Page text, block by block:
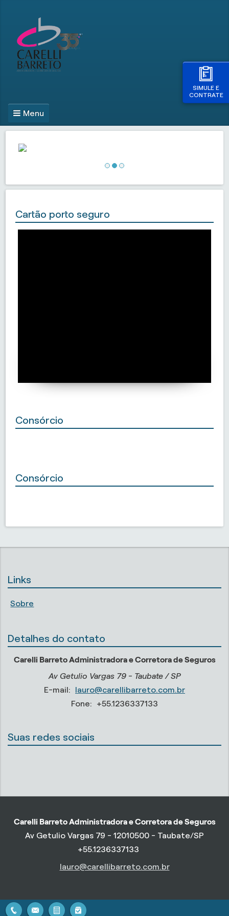
SIMULE E
CONTRATE
Menu
Cartão porto seguro
Consórcio
Consórcio
Links
Sobre
Detalhes do contato
Carelli Barreto Administradora e Corretora de Seguros
Av Getulio Vargas 79 - Taubate / SP
E-mail:
lauro@carellibarreto.com.br
Fone:
+55.1236337133
Suas redes sociais
Carelli Barreto Administradora e Corretora de Seguros
Av Getulio Vargas 79 - 12010500 - Taubate/SP
+55.1236337133
lauro@carellibarreto.com.br